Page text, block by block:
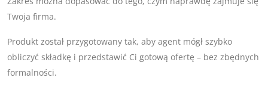
Twoja firma.
Produkt został przygotowany tak, aby agent mógł szybko
obliczyć składkę i przedstawić Ci gotową ofertę – bez zbędnych
formalności.